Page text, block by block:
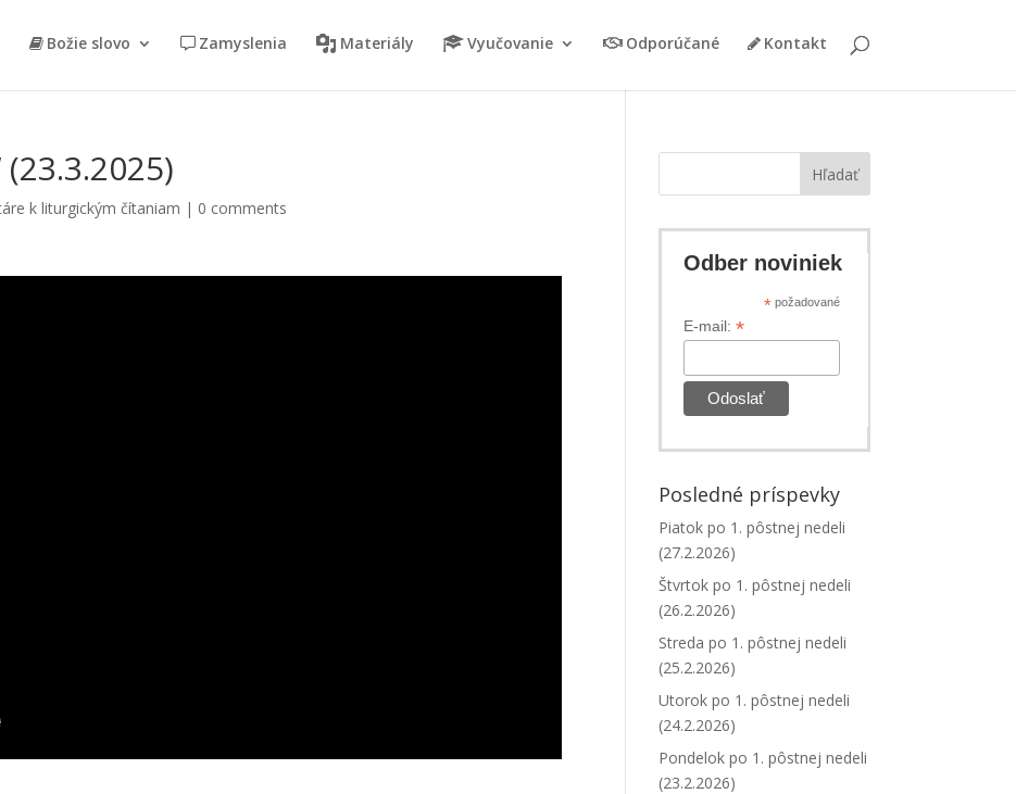
Božie slovo Zamyslenia Materiály Vyučovanie Odporúčané Kontakt
k liturgickým čítaniam | 0 comments
Hľadať
Odber noviniek
* požadované
E-mail:*
Posledné príspevky
Piatok po 1. pôstnej nedeli
(27.2.2026)
Štvrtok po 1. pôstnej nedeli
(26.2.2026)
Streda po 1. pôstnej nedeli
(25.2.2026)
Utorok po 1. pôstnej nedeli
(24.2.2026)
Pondelok po 1. pôstnej nedeli
(23.2.2026)